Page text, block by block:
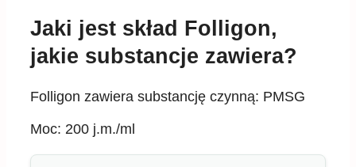
Jaki jest skład Folligon,
jakie substancje zawiera?
Folligon zawiera substancję czynną: PMSG
Moc: 200 j.m./ml